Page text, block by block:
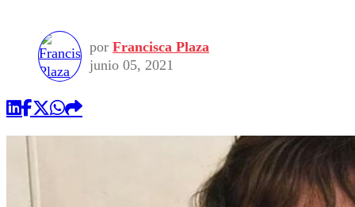
Universidad Católica
Universidad de Chile
Política
Sustentabilidad
Comercial
por Francisca Plaza
junio 05, 2021